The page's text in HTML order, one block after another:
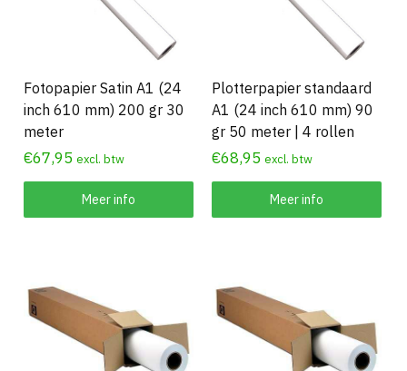
Fotopapier Satin A1 (24
inch 610 mm) 200 gr 30
meter
€67,95 excl. btw
Meer info
Plotterpapier standaard
A1 (24 inch 610 mm) 90
gr 50 meter | 4 rollen
€68,95 excl. btw
Meer info